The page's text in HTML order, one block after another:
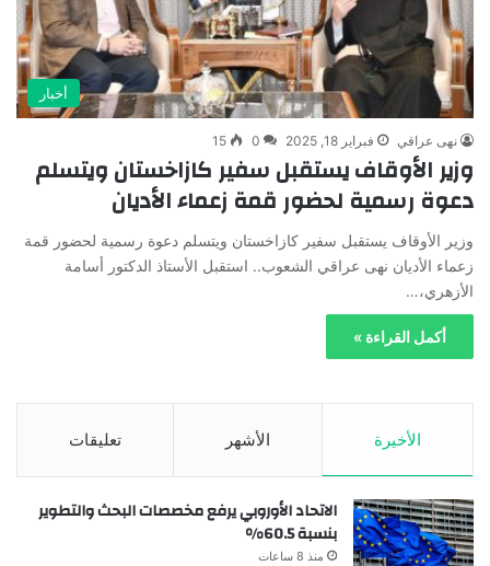
أخبار
نهى عراقي فبراير 18, 2025 0
15
وزير الأوقاف يستقبل سفير كازاخستان ويتسلم
دعوة رسمية لحضور قمة زعماء الأديان
وزير الأوقاف يستقبل سفير كازاخستان ويتسلم دعوة رسمية لحضور قمة
زعماء الأديان نهى عراقي الشعوب.. استقبل الأستاذ الدكتور أسامة
الأزهري،…
أكمل القراءة »
الأخيرة الأشهر تعليقات
الاتحاد الأوروبي يرفع مخصصات البحث والتطوير
بنسبة 60.5%
منذ 8 ساعات